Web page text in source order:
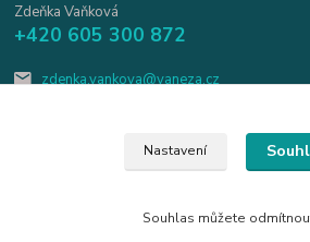
Zdeňka Vaňková
+420 605 300 872
zdenka.vankova@vaneza.cz
Nastavení
Souhlas můžete